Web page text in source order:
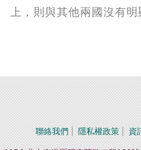
上，則與其他兩國沒有明
聯絡我們 隱私權政策 資